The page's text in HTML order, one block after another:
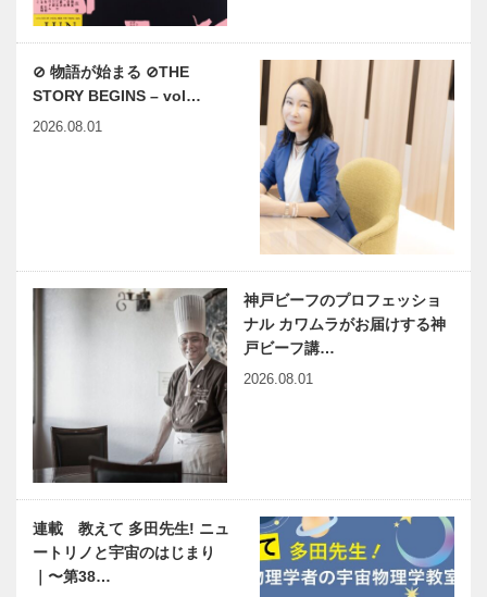
⊘ 物語が始まる ⊘THE
STORY BEGINS – vol…
2026.08.01
神戸ビーフのプロフェッショ
ナル カワムラがお届けする神
戸ビーフ講…
2026.08.01
連載 教えて 多田先生! ニュ
ートリノと宇宙のはじまり
｜〜第38…